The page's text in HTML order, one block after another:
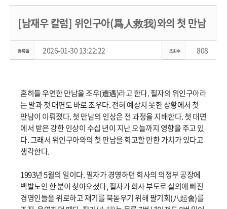
[남재우 칼럼] 위인구아(爲人救我)와의 첫 만남
2026-01-30 13:22:22 808
흔히들 우연한 만남을 조우(遭遇)라고 한다. 필자의 위인구아라
는 말과 첫 대면도 바로 조우다. 전혀 예상치 못한 상황에서 첫
만남이 이뤄졌다. 첫 만남의 인상은 전 과정을 지배한다. 첫 대면
에서 받은 강한 인상이 수십 년이 지난 오늘까지 영향을 주고 있
다. 그래서 위인구아와의 첫 만남을 회고할 만한 가치가 있다고
생각한다.
1993년 5월의 일이다. 필자가 경영하던 회사의 의정부 공장에
백발노인 한 분이 찾아오셨다, 필자가 회사 부도로 실의에 빠진
경영인들을 위로하고 재기를 북돋우기 위해 팔기회(八起會)를